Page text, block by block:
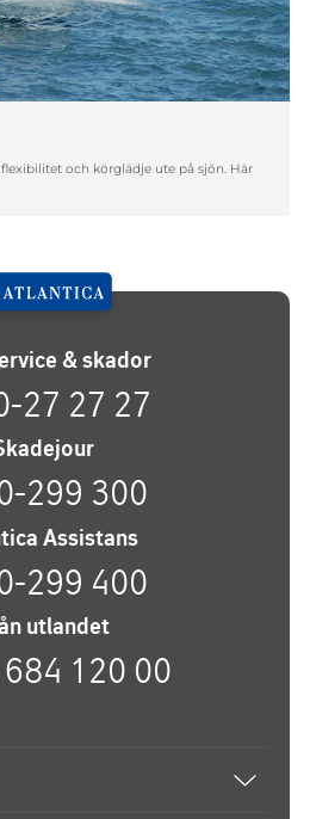
och körglädje ute på sjön. Här
& skador
27 27 27
299 300
Assistans
299 400
utlandet
120 00